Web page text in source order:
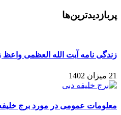
پربازدیدترین‌ها
زندگی نامه آیت الله العظمی واعظ
21 میزان 1402
معلومات عمومی در مورد برج